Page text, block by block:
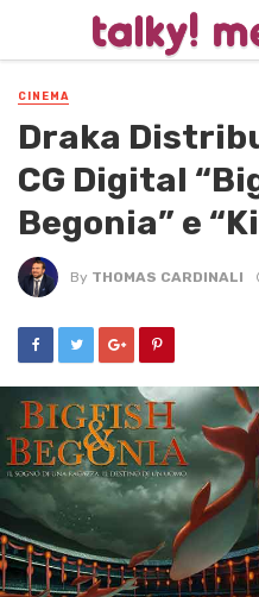
CINEMA
Draka
CG Digital
Begonia” e
By THOMAS CARDINALI